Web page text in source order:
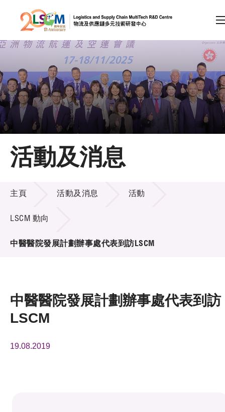
跳到內容（按回車鍵）
會員登入
A A EN 繁 简
主頁
關於LSCM
技術商品化
項目及資助計劃
新聞中心
活動及消息
活動及消息
主頁 活動及消息 活動
LSCM 動向
中醫醫院發展計劃辦事處代表到訪LSCM
中醫醫院發展計劃辦事處代表到訪
LSCM
19.08.2019